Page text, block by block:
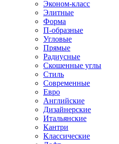
Эконом-класс
Элитные
Форма
П-образные
Угловые
Прямые
Радиусные
Скошенные углы
Стиль
Современные
Евро
Английские
Дизайнерские
Итальянские
Кантри
Классические